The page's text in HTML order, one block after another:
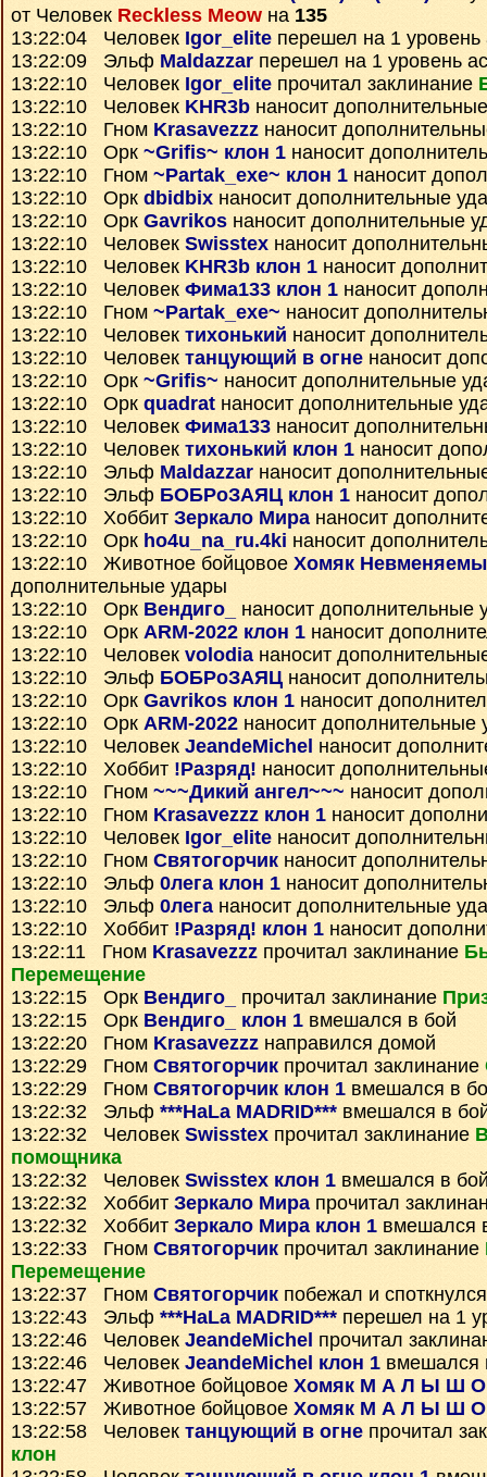
от Человек Reckless Meow на 135
13:22:04 Человек Igor_elite перешел на 1 уровень
13:22:09 Эльф Maldazzar перешел на 1 уровень
13:22:10 Человек Igor_elite прочитал заклинание
13:22:10 Человек KHR3b наносит
13:22:10 Гном Krasavezzz наносит
13:22:10 Орк ~Grifis~ клон 1 наносит
13:22:10 Гном ~Partak_exe~ клон 1 наносит
13:22:10 Орк dbidbix наносит дополнительные
13:22:10 Орк Gavrikos наносит дополнительные
13:22:10 Человек Swisstex наносит
13:22:10 Человек KHR3b клон 1 наносит
13:22:10 Человек Фима133 клон 1 наносит
13:22:10 Гном ~Partak_exe~ наносит
13:22:10 Человек тихонький наносит
13:22:10 Человек танцующий в огне наносит
13:22:10 Орк ~Grifis~ наносит дополнительные
13:22:10 Орк quadrat наносит дополнительные
13:22:10 Человек Фима133 наносит
13:22:10 Человек тихонький клон 1 наносит
13:22:10 Эльф Maldazzar наносит
13:22:10 Эльф БОБРоЗАЯЦ клон 1 наносит
13:22:10 Хоббит Зеркало Мира наносит
13:22:10 Орк ho4u_na_ru.4ki наносит
13:22:10 Животное бойцовое Хомяк
дополнительные удары
13:22:10 Орк Вендиго_
наносит дополнительные
13:22:10 Орк ARM-2022 клон 1 наносит
13:22:10 Человек volodiaнаносит
13:22:10 Эльф БОБРоЗАЯЦ наносит
13:22:10 Орк Gavrikos клон 1 наносит
13:22:10 Орк ARM-2022 наносит дополнительные
13:22:10 Человек JeandeMichel наносит
13:22:10 Хоббит !Разряд! наносит
13:22:10 Гном ~~~Дикий ангел~~~ наносит
13:22:10 Гном Krasavezzz клон 1 наносит
13:22:10 Человек Igor_elite наносит
13:22:10 Гном Святогорчик наносит
13:22:10 Эльф 0лега клон 1 наносит
13:22:10 Эльф 0лега наносит дополнительные
13:22:10 Хоббит !Разряд! клон 1 наносит
13:22:11 Гном Krasavezzz прочитал заклинание
Перемещение
13:22:15 Орк Вендиго_ прочитал заклинание
13:22:15 Орк Вендиго_ клон 1 вмешался в бой
13:22:20 Гном Krasavezzz направился домой
13:22:29 Гном Святогорчик прочитал заклинание
13:22:29 Гном Святогорчик клон 1 вмешался в
13:22:32 Эльф ***HaLa MADRID*** вмешался в
13:22:32 Человек Swisstex прочитал заклинание
помощника
13:22:32 Человек Swisstex клон 1 вмешался в
13:22:32 Хоббит Зеркало Мирапрочитал
13:22:32 Хоббит Зеркало Мира клон 1 вмешался
13:22:33 Гном Святогорчик прочитал заклинание
Перемещение
13:22:37 Гном Святогорчик побежал и споткнулся
13:22:43 Эльф ***HaLa MADRID*** перешел на 1
13:22:46 Человек JeandeMichel прочитал
13:22:46 Человек JeandeMichel клон 1 вмешался
13:22:47 Животное бойцовое Хомяк М А Л Ы Ш О
13:22:57 Животное бойцовое Хомяк М А Л Ы Ш О
13:22:58 Человек танцующий в огне прочитал
клон